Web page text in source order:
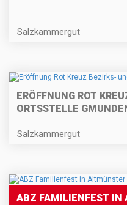
Salzkammergut
ERÖFFNUNG ROT
ORTSSTELLE
Salzkammergut
ABZ FAMILIENFEST IN